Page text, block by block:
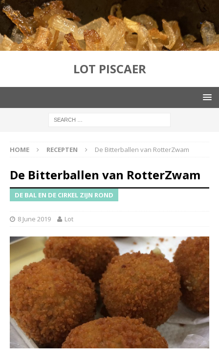
LOT PISCAER
HOME RECEPTEN De Bitterballen van RotterZwam
De Bitterballen van RotterZwam
DE BAL EN DE CIRKEL ZIJN ROND
8 June 2019 Lot